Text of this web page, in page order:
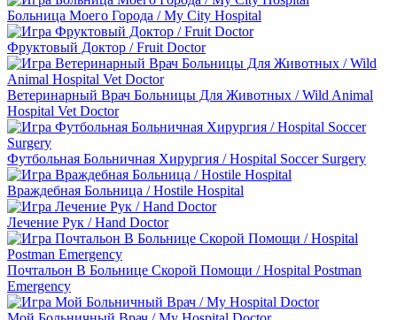
Больница Моего Города / My City Hospital
Фруктовый Доктор / Fruit Doctor
Ветеринарный Врач Больницы Для Животных / Wild Animal
Hospital Vet Doctor
Футбольная Больничная Хирургия / Hospital Soccer Surgery
Враждебная Больница / Hostile Hospital
Лечение Рук / Hand Doctor
Почтальон В Больнице Скорой Помощи / Hospital Postman
Emergency